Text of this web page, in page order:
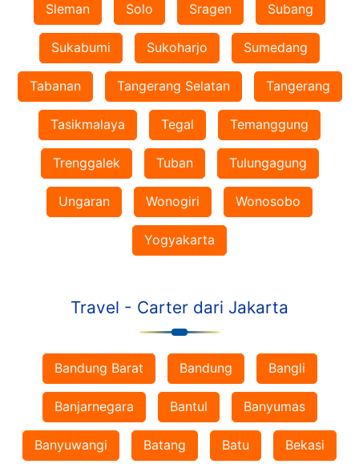
Sleman Solo Sragen Subang
Sukabumi Sukoharjo Sumedang
Tabanan Tangerang Selatan Tangerang
Tasikmalaya Tegal Temanggung
Trenggalek Tuban Tulungagung
Ungaran Wonogiri Wonosobo
Yogyakarta
Travel - Carter dari Jakarta
Bandung Barat Bandung Bangli
Banjarnegara Bantul Banyumas
Banyuwangi Batang Batu Bekasi